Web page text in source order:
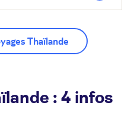
Thaïlande
: 4 infos